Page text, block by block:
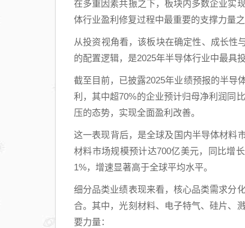
在多重因素共振之下，板块内多数企业实
体行业盈利修复过程中最重要的支撑力量之
从投资视角看，该板块在确定性、成长性
的配置逻辑，是2025年半导体行业中最具
截至目前，已披露2025年业绩预报的半导
利，其中超70%的企业预计归母净利润同
压的态势，实现全面盈利改善。
这一表现背后，是全球及国内半导体材料
材料市场规模预计达700亿美元，同比增
1%，增速显著高于全球平均水平。
细分品类业绩表现来看，核心品类需求分
合。其中，光刻材料、电子特气、硅片、
要力量：